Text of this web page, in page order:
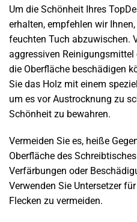
Um die Schönheit Ihres
erhalten, empfehlen wir
feuchten Tuch abzuwischen.
aggressiven
die Oberfläche beschädigen
Sie das Holz mit einem
um es vor Austrocknung zu
Schönheit zu bewahren.
Vermeiden Sie es, heiße
Oberfläche des
Verfärbungen oder
Verwenden Sie Untersetzer
Flecken zu vermeiden.